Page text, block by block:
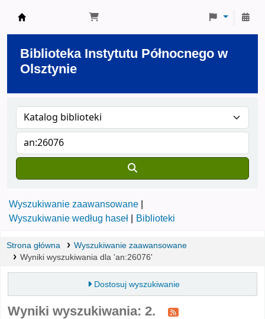
Biblioteka Instytutu Północnego w
Olsztynie
Wyszukiwanie zaawansowane
Wyszukiwanie według haseł
Biblioteki
Strona główna
Wyszukiwanie zaawansowane
Wyniki wyszukiwania dla 'an:26076'
Dostosuj wyszukiwanie
Wyniki wyszukiwania: 2.